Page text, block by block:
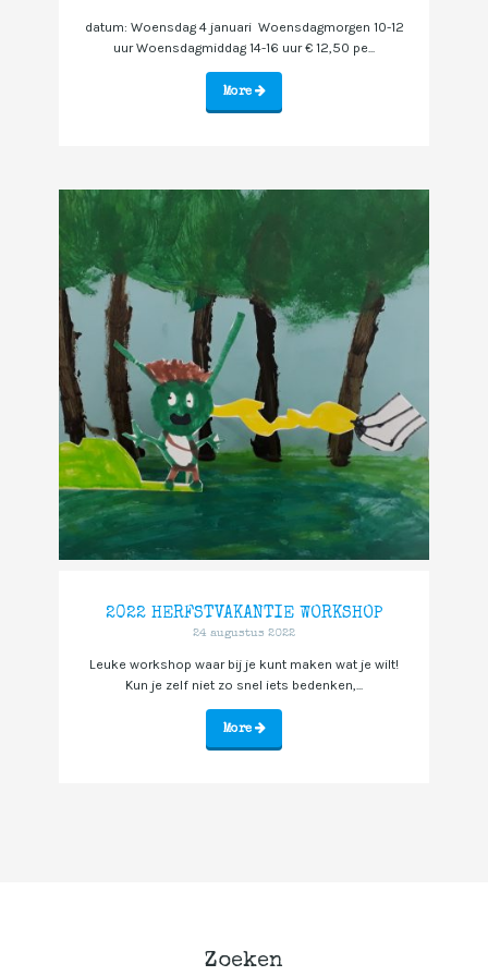
datum: Woensdag 4 januari Woensdagmorgen 10-12
uur Woensdagmiddag 14-16 uur € 12,50 pe...
More
2022 HERFSTVAKANTIE WORKSHOP
24 augustus 2022
Leuke workshop waar bij je kunt maken wat je wilt!
Kun je zelf niet zo snel iets bedenken,...
More
Zoeken